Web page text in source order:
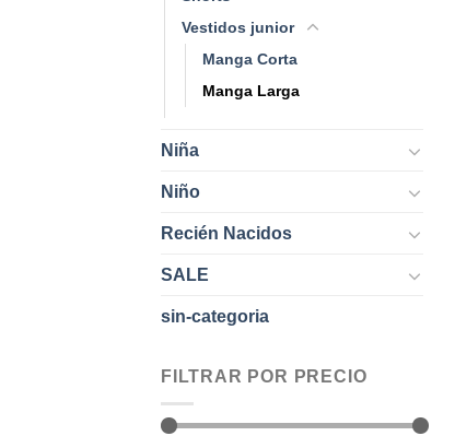
Vestidos junior
Manga Corta
Manga Larga
Niña
Niño
Recién Nacidos
SALE
sin-categoria
FILTRAR POR PRECIO